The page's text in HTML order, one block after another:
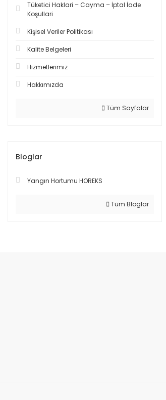
Tüketici Haklari – Cayma – İptal İade
Koşullari
Kişisel Veriler Politikası
Kalite Belgeleri
Hizmetlerimiz
Hakkımızda
Tüm Sayfalar
Bloglar
Yangın Hortumu HOREKS
Tüm Bloglar